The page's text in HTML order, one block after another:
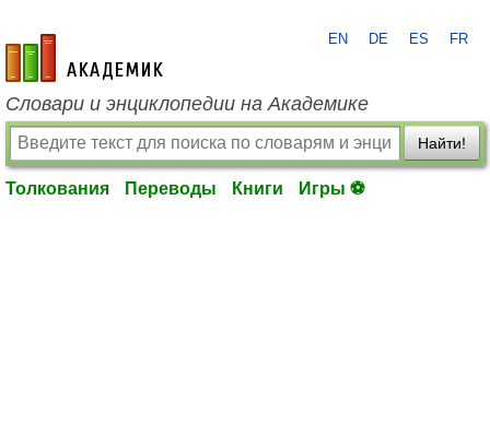
academic.ru
EN DE ES FR
Словари и энциклопедии на Академике
Найти!
Толкования Переводы Книги Игры ⚽